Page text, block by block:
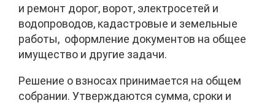
и ремонт дорог, ворот, электросетей и
водопроводов, кадастровые и земельные
работы, оформление документов на общее
имущество и другие задачи.
Решение о взносах принимается на общем
собрании. Утверждаются сумма, сроки и